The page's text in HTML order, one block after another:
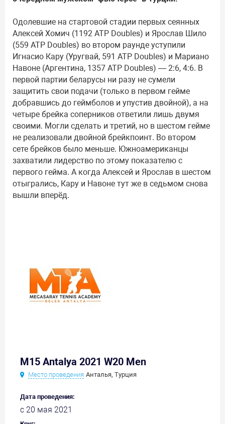
Одолевшие на стартовой стадии первых сеянных
Алексей Хомич (1192 ATP Doubles) и Ярослав Шило
(559 ATP Doubles) во втором раунде уступили
Игнасио Кару (Уругвай, 591 ATP Doubles) и Мариано
Навоне (Аргентина, 1357 ATP Doubles) — 2:6, 4:6. В
первой партии беларусы ни разу не сумели
защитить свои подачи (только в первом гейме
добравшись до геймболов и упустив двойной), а на
четыре брейка соперников ответили лишь двумя
своими. Могли сделать и третий, но в шестом гейме
не реализовали двойной брейкпоинт. Во втором
сете брейков было меньше. Южноамериканцы
захватили лидерство по этому показателю с
первого гейма. А когда Алексей и Ярослав в шестом
отыгрались, Кару и Навоне тут же в седьмом снова
вышли вперёд.
M15 Antalya 2021 W20 Men
Место проведения Анталья, Турция
Дата проведения:
с 20 мая 2021